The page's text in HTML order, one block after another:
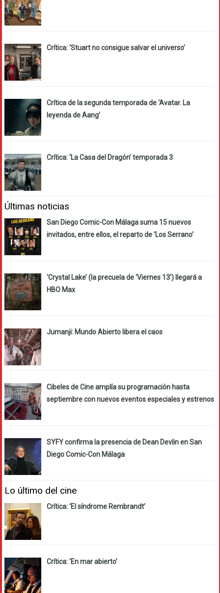
Crítica: ‘Stuart no consigue salvar el universo’
Crítica de la segunda temporada de ‘Avatar. La
leyenda de Aang’
Crítica: ‘La Casa del Dragón’ temporada 3
Últimas noticias
San Diego Comic-Con Málaga suma 15 nuevos
invitados, entre ellos, el reparto de ‘Los Serrano’
‘Crystal Lake’ (la precuela de ‘Viernes 13’) llegará a
HBO Max
Jumanji: Mundo Abierto libera el caos
Cibeles de Cine amplía su programación hasta
septiembre con nuevos eventos especiales y estrenos
SYFY confirma la presencia de Dean Devlin en San
Diego Comic-Con Málaga
Lo último del cine
Crítica: ‘El síndrome Rembrandt’
Crítica: ‘En mar abierto’